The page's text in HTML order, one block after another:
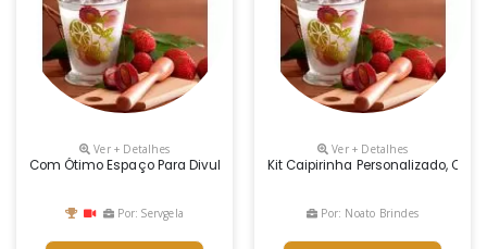
Ver + Detalhes
Com Ótimo Espaço Para Divulgação Da Marca Através De Gravação À
Por: Servgela
Ver + Detalhes
Kit Caipirinha Personalizado,
Por: Noato Brindes